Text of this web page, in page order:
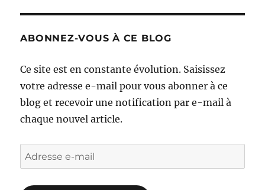
ABONNEZ-VOUS À CE BLOG
Ce site est en constante évolution. Saisissez
votre adresse e-mail pour vous abonner à ce
blog et recevoir une notification par e-mail à
chaque nouvel article.
Adresse
e-
mail